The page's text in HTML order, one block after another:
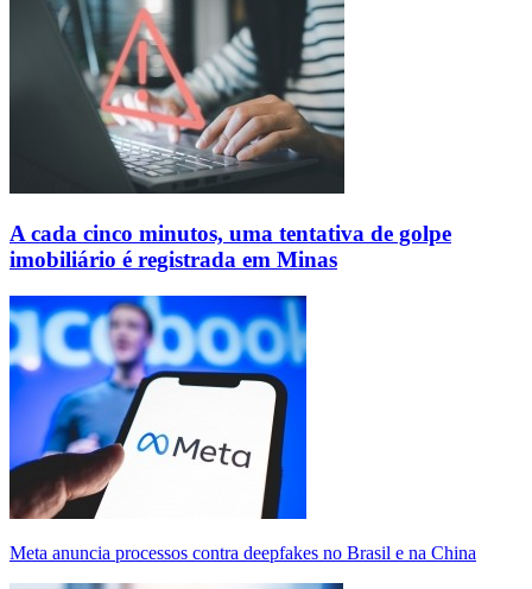
A cada cinco minutos, uma tentativa de golpe
imobiliário é registrada em Minas
Meta anuncia processos contra deepfakes no Brasil e na China